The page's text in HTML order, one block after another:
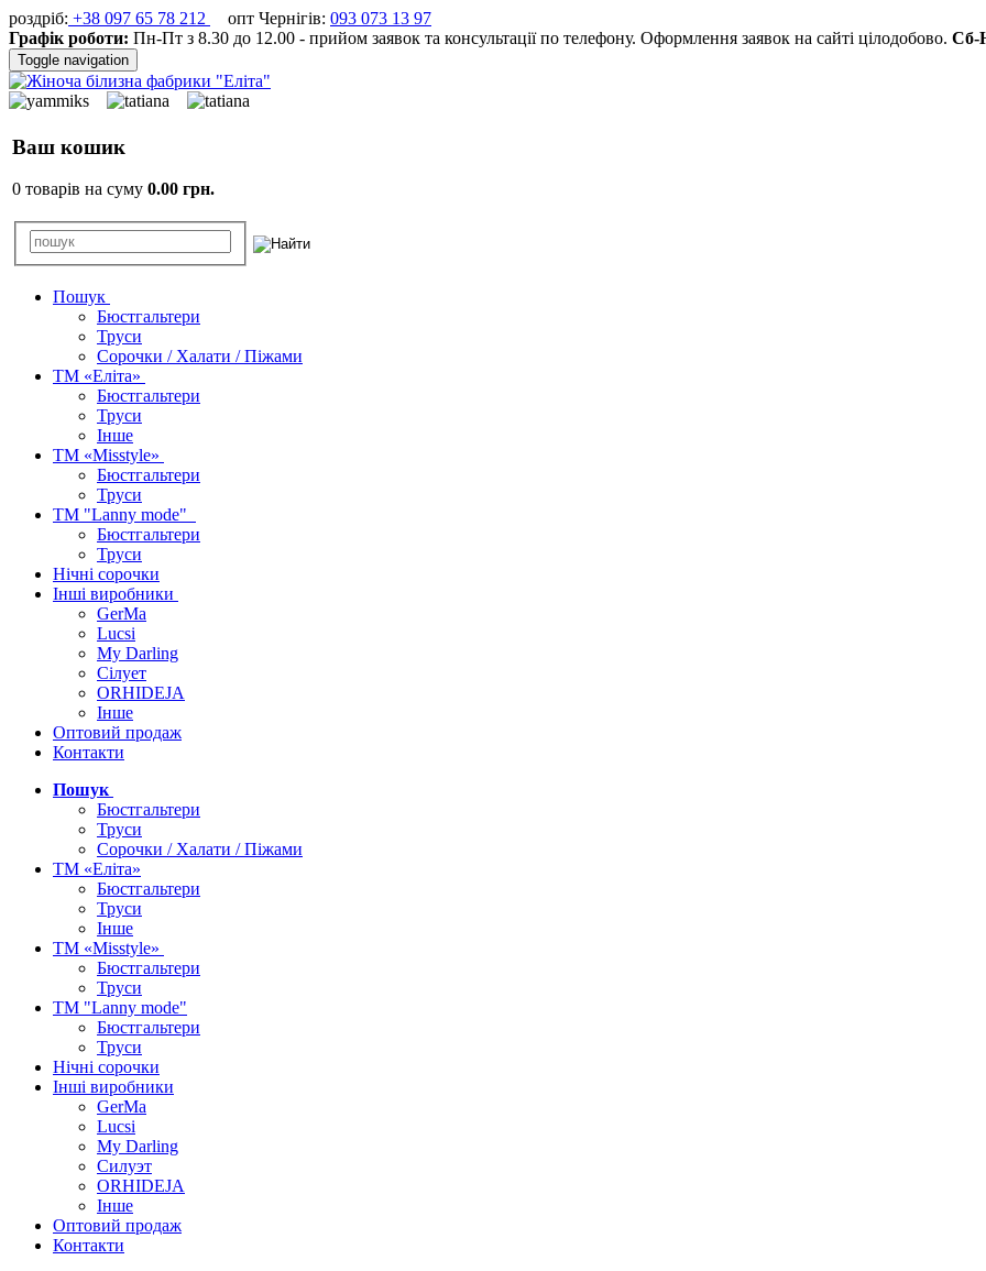
роздріб: +38 097 65 78 212 опт Чернігів: 093 073 13 97
Графік роботи: Пн-Пт з 8.30 до 12.00 - прийом заявок та консультації по телефону. Оформлення заявок на сайті цілодобово. Сб-
Toggle navigation
Ваш кошик
0 товарів на суму 0.00 грн.
Пошук
Бюстгальтери
Труси
Сорочки / Халати / Піжами
ТМ «Еліта»
Бюстгальтери
Труси
Інше
ТМ «Misstyle»
Бюстгальтери
Труси
ТМ "Lanny mode"
Бюстгальтери
Труси
Нічні сорочки
Інші виробники
GerMa
Lucsi
My Darling
Сілует
ORHIDEJA
Інше
Оптовий продаж
Контакти
Пошук
Бюстгальтери
Труси
Сорочки / Халати / Піжами
ТМ «Еліта»
Бюстгальтери
Труси
Інше
ТМ «Misstyle»
Бюстгальтери
Труси
ТМ "Lanny mode"
Бюстгальтери
Труси
Нічні сорочки
Інші виробники
GerMa
Lucsi
My Darling
Силуэт
ORHIDEJA
Інше
Оптовий продаж
Контакти